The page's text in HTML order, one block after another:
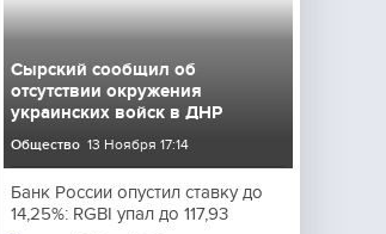
Сырский сообщил об
отсутствии окружения
украинских войск в ДНР
Общество 13 Ноября 17:14
Банк России опустил ставку до
14,25%: RGBI упал до 117,93